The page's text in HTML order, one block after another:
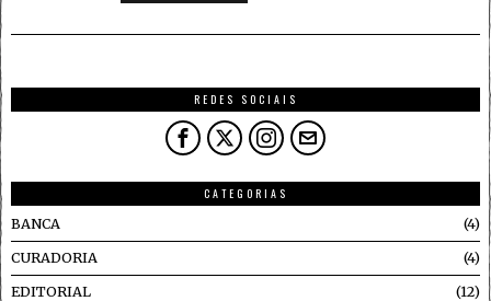
REDES SOCIAIS
CATEGORIAS
BANCA
4
CURADORIA 4
EDITORIAL 12